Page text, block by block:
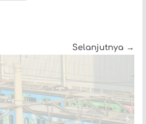
Selanjutnya →